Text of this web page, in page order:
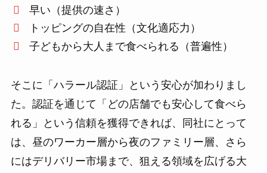
早い（提供の速さ）
トッピングの自在性（文化適応力）
子どもから大人まで食べられる（普遍性）
そこに「ハラール認証」という安心が加わりまし
た。認証を通じて「どの店舗でも安心して食べら
れる」という信頼を獲得できれば、同社にとって
は、昼のワーカー層から夜のファミリー層、さら
にはデリバリー市場まで、狙える領域を広げる大